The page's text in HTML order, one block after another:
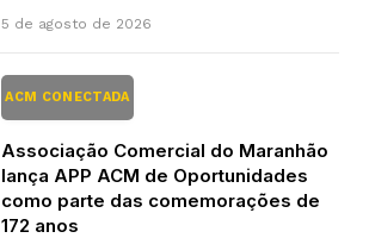
5 de agosto de 2026
ACM CONECTADA
Associação Comercial do Maranhão
lança APP ACM de Oportunidades
como parte das comemorações de
172 anos